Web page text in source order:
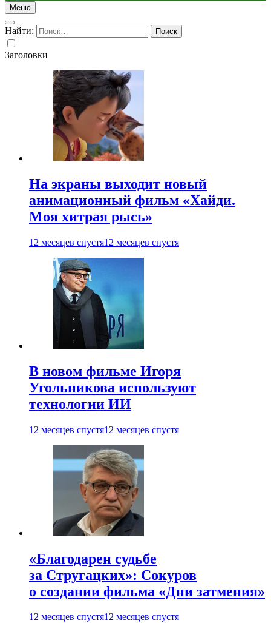
Меню
Найти:
Заголовки
На экраны выходит новый
анимационный фильм «Хайди.
Моя хитрая рысь»
12 месяцев спустя12 месяцев спустя
В новом фильме Игоря
Угольникова используют
технологии ИИ
12 месяцев спустя12 месяцев спустя
«Благодарен судьбе
за Стругацких»: Сокуров
о создании фильма «Дни затмения»
12 месяцев спустя12 месяцев спустя